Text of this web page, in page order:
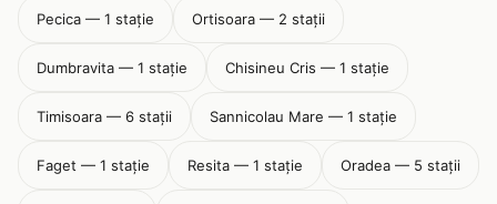
Pecica — 1 stație Ortisoara — 2 stații
Dumbravita — 1 stație Chisineu Cris — 1 stație
Timisoara — 6 stații Sannicolau Mare — 1 stație
Faget — 1 stație Resita — 1 stație Oradea — 5 stații